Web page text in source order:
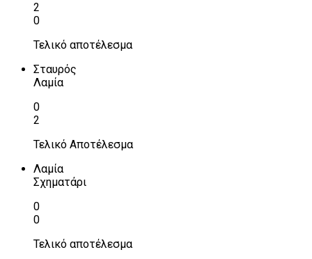
2
0
Τελικό αποτέλεσμα
Σταυρός
Λαμία
0
2
Τελικό Αποτέλεσμα
Λαμία
Σχηματάρι
0
0
Τελικό αποτέλεσμα